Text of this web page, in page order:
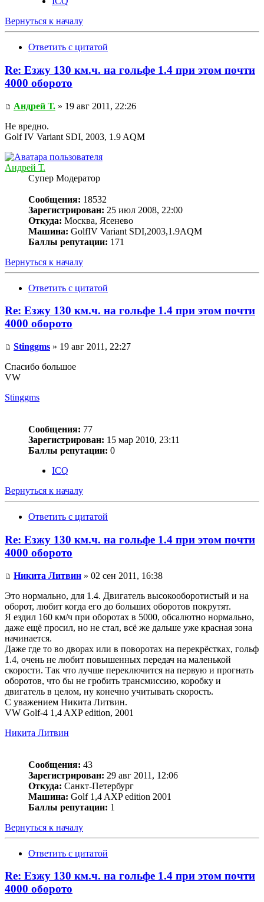
Вернуться к началу
Ответить с цитатой
Re: Езжу 130 км.ч. на гольфе 1.4 при этом почти
4000 оборото
Андрей Т. » 19 авг 2011, 22:26
Не вредно.
Golf IV Variant SDI, 2003, 1.9 AQM
Андрей Т.
Супер Модератор
Сообщения: 18532
Зарегистрирован: 25 июл 2008, 22:00
Откуда: Москва, Ясенево
Машина: GolfIV Variant SDI,2003,1.9AQM
Баллы репутации: 171
Вернуться к началу
Ответить с цитатой
Re: Езжу 130 км.ч. на гольфе 1.4 при этом почти
4000 оборото
Stinggms » 19 авг 2011, 22:27
Спасибо большое
VW
Stinggms
Сообщения: 77
Зарегистрирован: 15 мар 2010, 23:11
Баллы репутации: 0
ICQ
Вернуться к началу
Ответить с цитатой
Re: Езжу 130 км.ч. на гольфе 1.4 при этом почти
4000 оборото
Никита Литвин » 02 сен 2011, 16:38
Это нормально, для 1.4. Двигатель высокооборотистый и на
оборот, любит когда его до больших оборотов покрутят.
Я ездил 160 км/ч при оборотах в 5000, обсалютно нормально,
даже ещё просил, но не стал, всё же дальше уже красная зона
начинается.
Даже где то во дворах или в поворотах на перекрёстках, гольф
1.4, очень не любит повышенных передач на маленькой
скорости. Так что лучше переключится на первую и прогнать
оборотов, что бы не гробить трансмиссию, коробку и
двигатель в целом, ну конечно учитывать скорость.
С уважением Никита Литвин.
VW Golf-4 1,4 AXP edition, 2001
Никита Литвин
Сообщения: 43
Зарегистрирован: 29 авг 2011, 12:06
Откуда: Санкт-Петербург
Машина: Golf 1,4 AXP edition 2001
Баллы репутации: 1
Вернуться к началу
Ответить с цитатой
Re: Езжу 130 км.ч. на гольфе 1.4 при этом почти
4000 оборото